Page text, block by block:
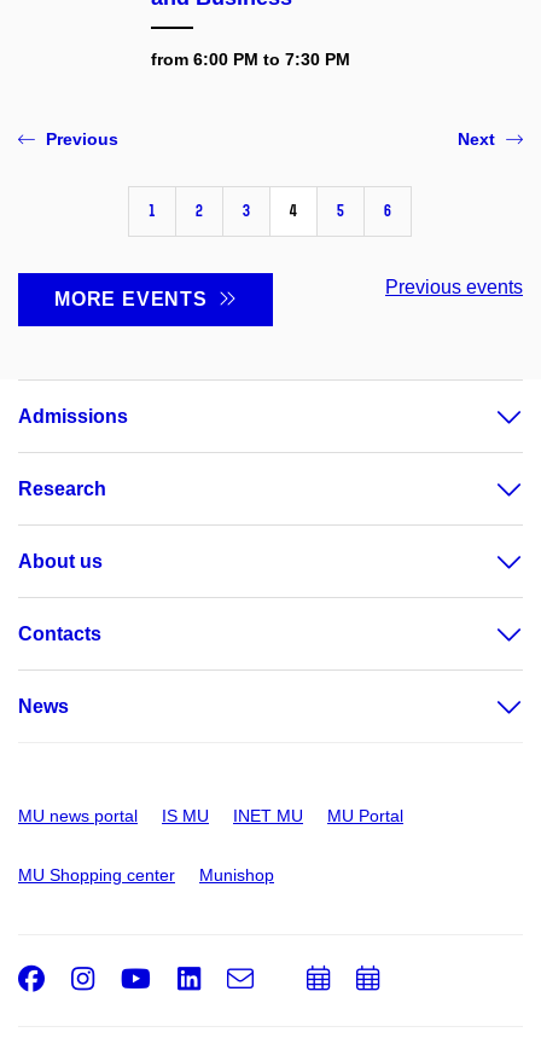
from 6:00 PM to 7:30 PM
Previous
1 2 3 4 5 6
Next
MORE EVENTS
Previous events
Admissions
Research
About us
Contacts
News
MU news portal IS MU INET MU MU Portal
MU Shopping center Munishop
Facebook
Instagram
Youtube
LinkedIn
e-
AddAdd